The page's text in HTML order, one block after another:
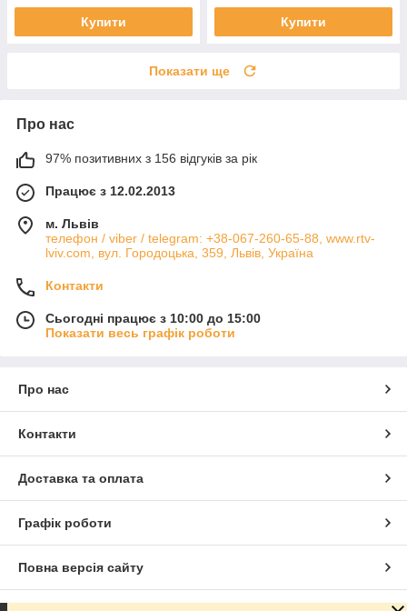
Купити Купити
Показати ще
Про нас
97% позитивних з 156 відгуків за рік
Працює з 12.02.2013
м. Львів
телефон / viber / telegram: +38-067-260-65-88, www.rtv-
lviv.com, вул. Городоцька, 359, Львів, Україна
Контакти
Сьогодні працює з 10:00 до 15:00
Показати весь графік роботи
Про нас
Контакти
Доставка та оплата
Графік роботи
Повна версія сайту